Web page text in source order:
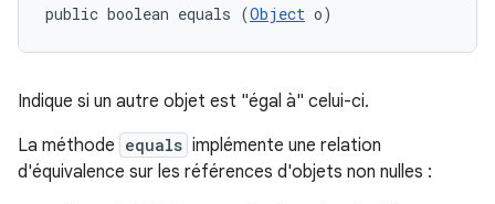
public boolean equals (Object o)
Indique si un autre objet est "égal à" celui-ci.
La méthode equals implémente une relation
d'équivalence sur les références d'objets non nulles :